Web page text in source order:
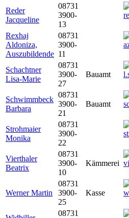
Reder
Jacqueline
08731
3900-
13
Rexhaj
Aldoniza,
Auszubildende
08731
3900-
11
Schachtner
Lisa-Marie
08731
3900-
27
Bauamt
Schwimmbeck
Barbara
08731
3900-
21
Bauamt
Strohmaier
Monika
08731
3900-
22
Vierthaler
Beatrix
08731
3900-
10
Kämmerei
Werner Martin
08731
3900-
25
Kasse
08731